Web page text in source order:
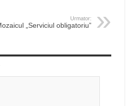
Urmator:
„Serviciul obligatoriu”